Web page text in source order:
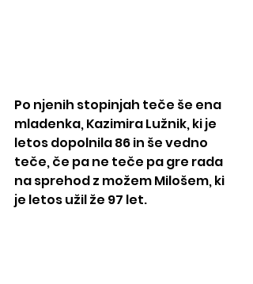
Po njenih stopinjah teče še ena
mladenka, Kazimira Lužnik, ki je
letos dopolnila 86 in še vedno
teče, če pa ne teče pa gre rada
na sprehod z možem Milošem, ki
je letos užil že 97 let.